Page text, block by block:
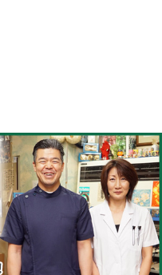
知県豊明市前後町鎗ケ